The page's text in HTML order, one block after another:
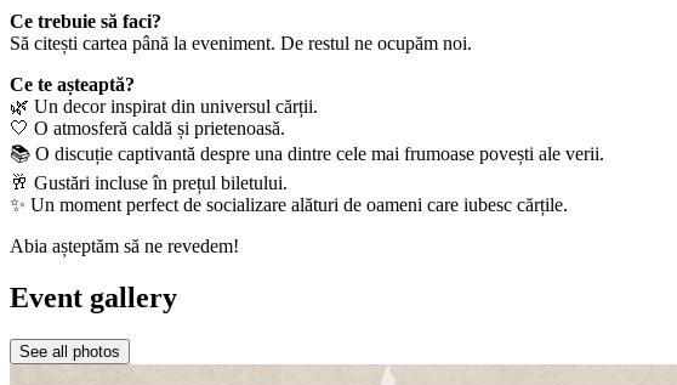
Ce trebuie să faci?
Să citești cartea până la eveniment. De restul ne ocupăm noi.
Ce te așteaptă?
🌿 Un decor inspirat din universul cărții.
🤍 O atmosferă caldă și prietenoasă.
📚 O discuție captivantă despre una dintre cele mai frumoase povești ale verii.
🥂 Gustări incluse în prețul biletului.
✨ Un moment perfect de socializare alături de oameni care iubesc cărțile.
Abia așteptăm să ne revedem!
Event gallery
See all photos